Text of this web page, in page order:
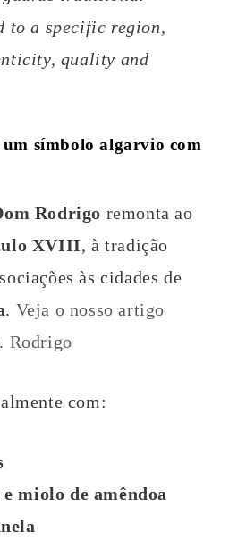
to a specific region,
quality and
símbolo algarvio com
Rodrigo remonta ao
XVIII, à tradição
às cidades de
. Veja o nosso artigo
Rodrigo
com:
miolo de amêndoa